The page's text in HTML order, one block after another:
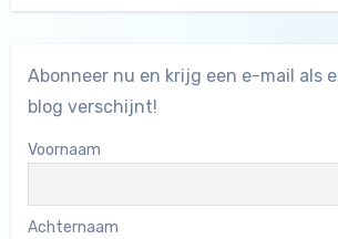
Abonneer nu en krijg een e-mail als
blog verschijnt!
Voornaam
Achternaam